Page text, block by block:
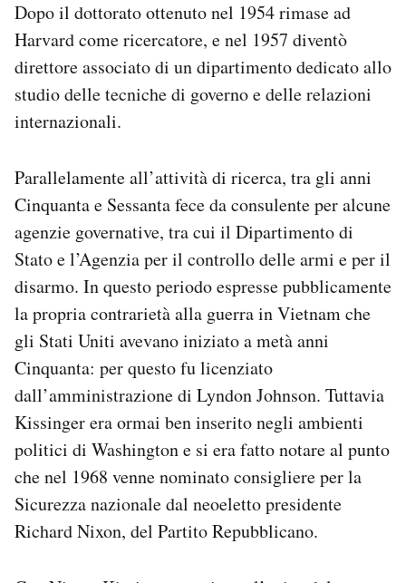
Dopo il dottorato ottenuto nel 1954 rimase ad
Harvard come ricercatore, e nel 1957 diventò
direttore associato di un dipartimento dedicato allo
studio delle tecniche di governo e delle relazioni
internazionali.
Parallelamente all’attività di ricerca, tra gli anni
Cinquanta e Sessanta fece da consulente per alcune
agenzie governative, tra cui il Dipartimento di
Stato e l’Agenzia per il controllo delle armi e per il
disarmo. In questo periodo espresse pubblicamente
la propria contrarietà alla guerra in Vietnam che
gli Stati Uniti avevano iniziato a metà anni
Cinquanta: per questo fu licenziato
dall’amministrazione di Lyndon Johnson. Tuttavia
Kissinger era ormai ben inserito negli ambienti
politici di Washington e si era fatto notare al punto
che nel 1968 venne nominato consigliere per la
Sicurezza nazionale dal neoeletto presidente
Richard Nixon, del Partito Repubblicano.